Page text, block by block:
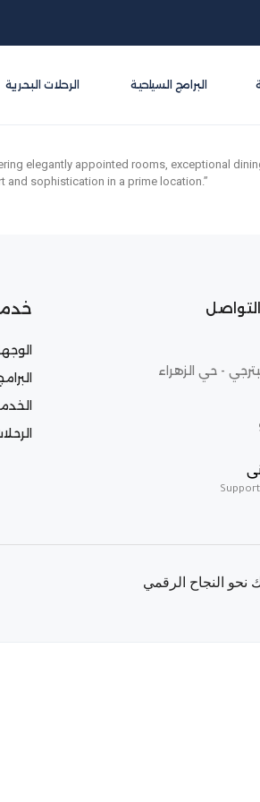
البرامج السياحية الرحلات البحرية
elegantly appointed rooms, exceptional
and sophistication in a prime location.”
- حي الزهراء
النجاح الرقمي